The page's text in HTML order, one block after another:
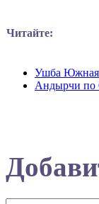
Читайте:
Ушба Южная
Андырчи по